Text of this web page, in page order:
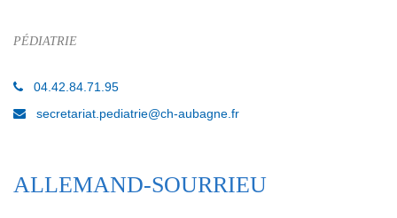
PÉDIATRIE
04.42.84.71.95
secretariat.pediatrie@ch-aubagne.fr
ALLEMAND-SOURRIEU